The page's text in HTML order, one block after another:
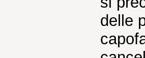
delle